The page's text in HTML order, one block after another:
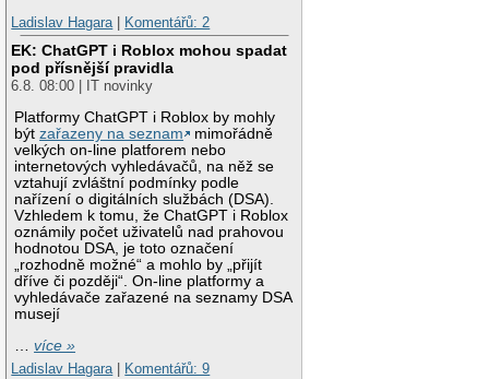
Ladislav Hagara
Komentářů: 2
EK: ChatGPT i Roblox mohou spadat
pod přísnější pravidla
6.8. 08:00 | IT novinky
Platformy ChatGPT i Roblox by mohly
býtzařazeny na seznam
mimořádně
velkých on-line platforem nebo
internetových vyhledávačů, na něž se
vztahují zvláštní podmínky podle
nařízení o digitálních službách (DSA).
Vzhledem k tomu, že ChatGPT i Roblox
oznámily počet uživatelů nad prahovou
hodnotou DSA, je toto označení
„rozhodně možné“ a mohlo by „přijít
dříve či později“. On-line platformy a
vyhledávače zařazené na seznamy DSA
musejí
…více »
Ladislav Hagara| Komentářů: 9